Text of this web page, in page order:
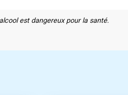
est dangereux pour la santé.